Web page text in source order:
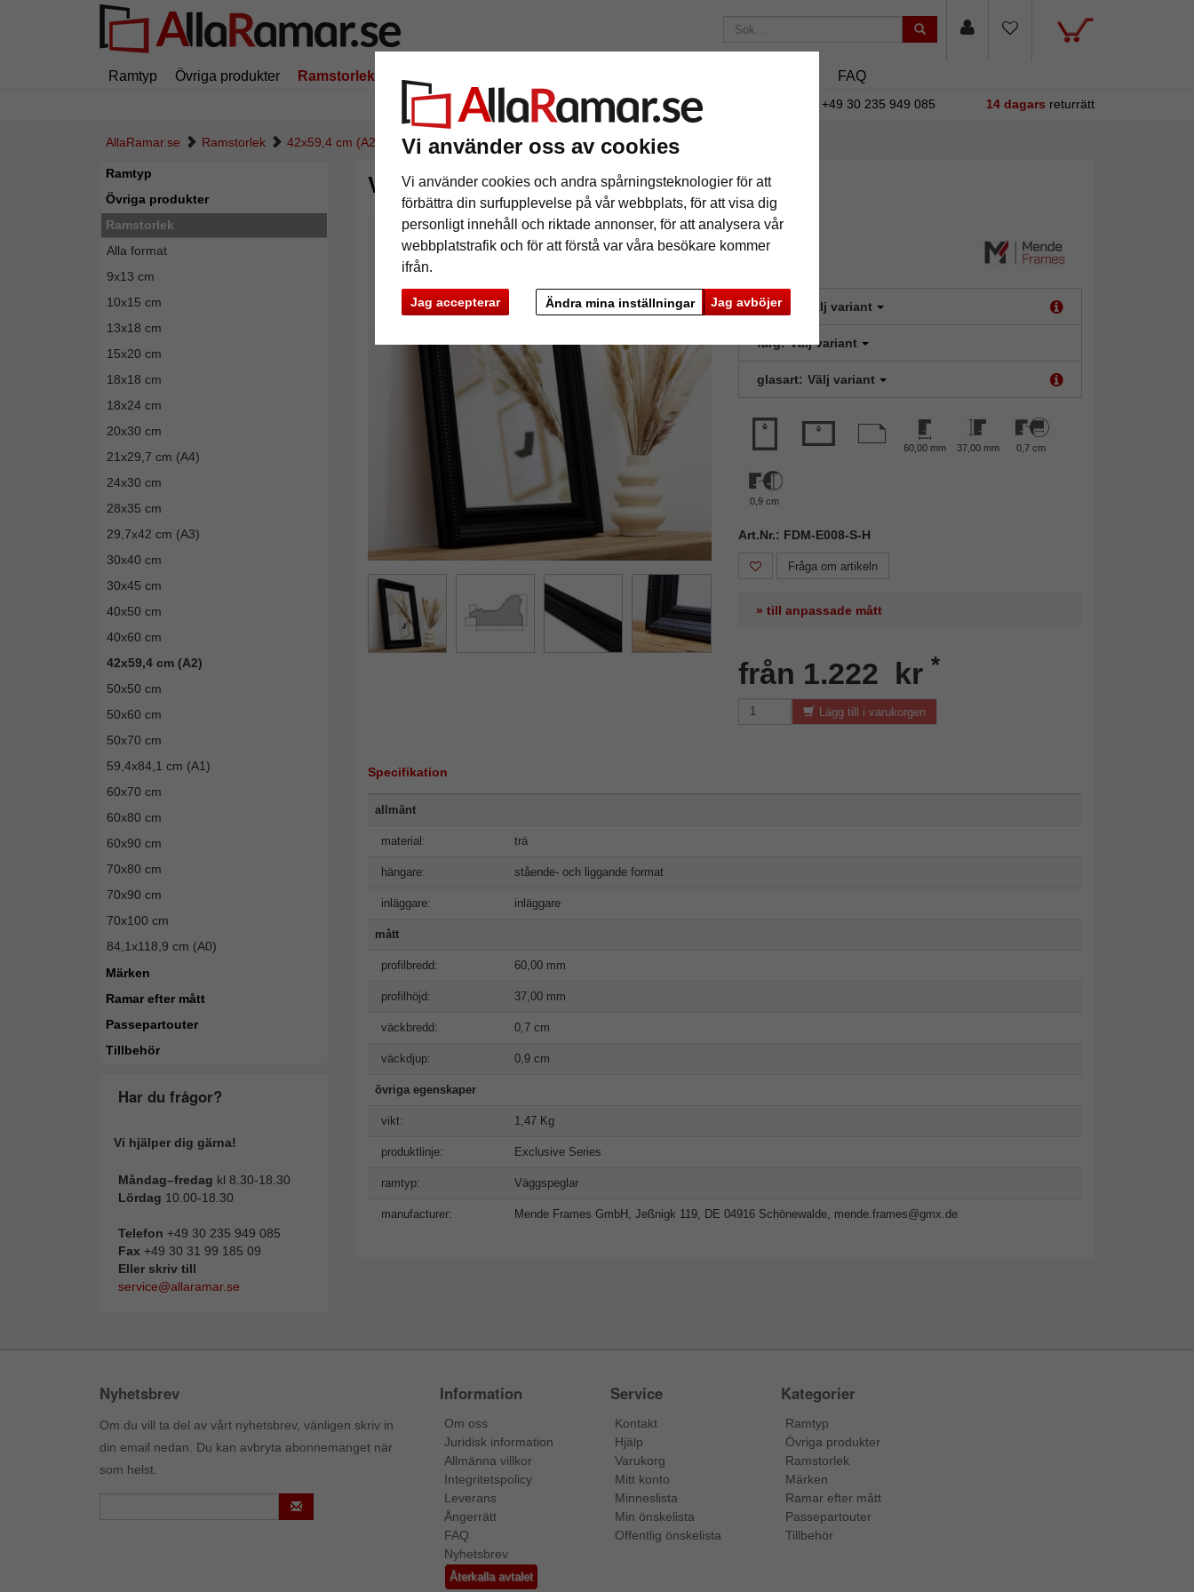
Vi använder oss av cookies
Vi använder cookies och andra spårningsteknologier för att
förbättra din surfupplevelse på vår webbplats, för att visa dig
personligt innehåll och riktade annonser, för att analysera vår
webbplatstrafik och för att förstå var våra besökare kommer
ifrån.
Jag accepterar Jag avböjer
Ändra mina inställningar
Ramtyp Övriga produkter Ramstorlek FAQ
195 kr i leveranskostnad.Oavsett hur mycket du beställer. +49 30 235 949 085 14 dagars returrätt
AllaRamar.se Ramstorlek 42x59,4 cm (A2) Väggspegel Fine
Ramtyp
Övriga produkter
Ramstorlek
Alla format
9x13 cm
10x15 cm
13x18 cm
15x20 cm
18x18 cm
18x24 cm
20x30 cm
21x29,7 cm (A4)
24x30 cm
28x35 cm
29,7x42 cm (A3)
30x40 cm
30x45 cm
40x50 cm
40x60 cm
42x59,4 cm (A2)
50x50 cm
50x60 cm
50x70 cm
59,4x84,1 cm (A1)
60x70 cm
60x80 cm
60x90 cm
70x80 cm
70x90 cm
70x100 cm
84,1x118,9 cm (A0)
Märken
Ramar efter mått
Passepartouter
Tillbehör
Har du frågor?
Vi hjälper dig gärna!
Måndag–fredag kl 8.30-18.30
Lördag 10.00-18.30
Telefon +49 30 235 949 085
Fax +49 30 31 99 185 09
Eller skriv till
service@allaramar.se
Väggspegel Fine
format: Välj variant
färg: Välj variant
glasart: Välj variant
60,00 mm 37,00 mm 0,7 cm
0,9 cm
Art.Nr.: FDM-E008-S-H
Fråga om artikeln
» till anpassade mått
från 1.222 kr *
Lägg till i varukorgen
Specifikation
allmänt
material: trä
hängare: stående- och liggande format
inläggare: inläggare
mått
profilbredd: 60,00 mm
profilhöjd: 37,00 mm
väckbredd: 0,7 cm
väckdjup: 0,9 cm
övriga egenskaper
vikt: 1,47 Kg
produktlinje: Exclusive Series
ramtyp: Väggspeglar
manufacturer: Mende Frames GmbH, Jeßnigk 119, DE 04916 Schönewalde, mende.frames@gmx.de
Nyhetsbrev
Om du vill ta del av vårt nyhetsbrev, vänligen skriv in
din email nedan. Du kan avbryta abonnemanget när
som helst.
Information
Om oss
Juridisk information
Allmänna villkor
Integritetspolicy
Leverans
Ångerrätt
FAQ
Nyhetsbrev
Återkalla avtalet
Service
Kontakt
Hjälp
Varukorg
Mitt konto
Minneslista
Min önskelista
Offentlig önskelista
Kategorier
Ramtyp
Övriga produkter
Ramstorlek
Märken
Ramar efter mått
Passepartouter
Tillbehör